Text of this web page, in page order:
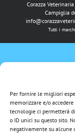
Per fornire le migliori
memorizzare e/o
tecnologie ci permetterà
o ID unici su questo sito.
negativamente su alcune
Corazza
Campiglia
Tutti i